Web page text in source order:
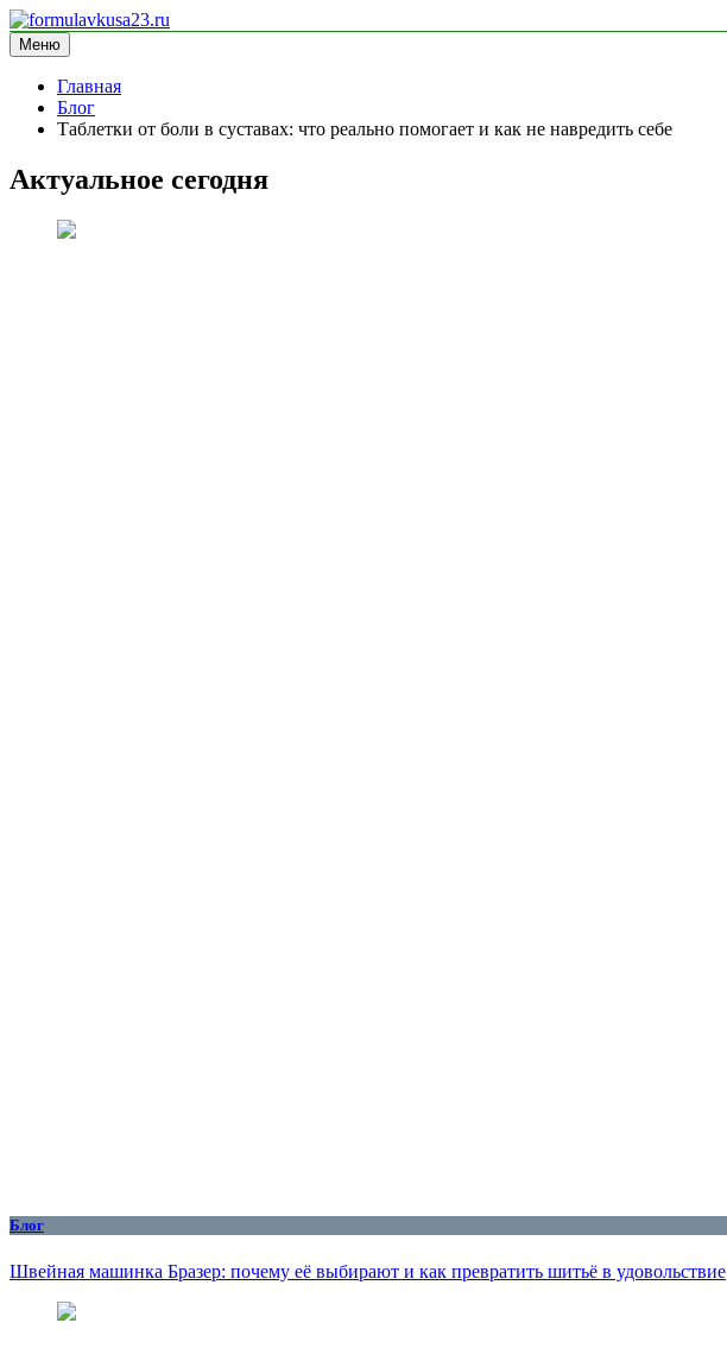
Перейти
к
содержимому
formulavkusa23.ru
блог про спорт
Меню
Главная
Блог
Таблетки от боли в суставах: что реально помогает и как не навредить себе
Актуальное сегодня
Блог
Швейная машинка Бразер: почему её выбирают и как превратить шитьё в удовольствие